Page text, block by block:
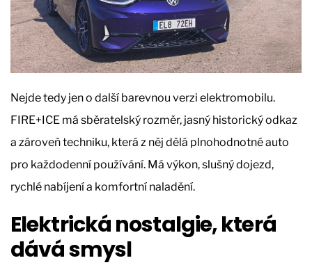
Nejde tedy jen o další barevnou verzi elektromobilu.
FIRE+ICE má sběratelský rozměr, jasný historický odkaz
a zároveň techniku, která z něj dělá plnohodnotné auto
pro každodenní používání. Má výkon, slušný dojezd,
rychlé nabíjení a komfortní naladění.
Elektrická nostalgie, která
dává smysl